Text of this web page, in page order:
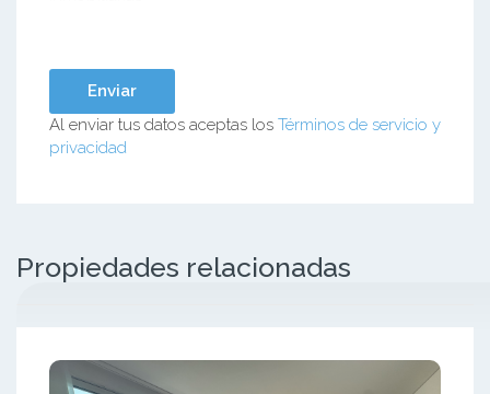
Al enviar tus datos aceptas los Términos de servicio y
privacidad
Propiedades relacionadas